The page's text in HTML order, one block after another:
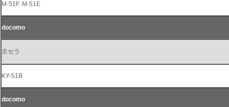
M-51F. M-51E
docomo
京セラ
KY-51B
docomo